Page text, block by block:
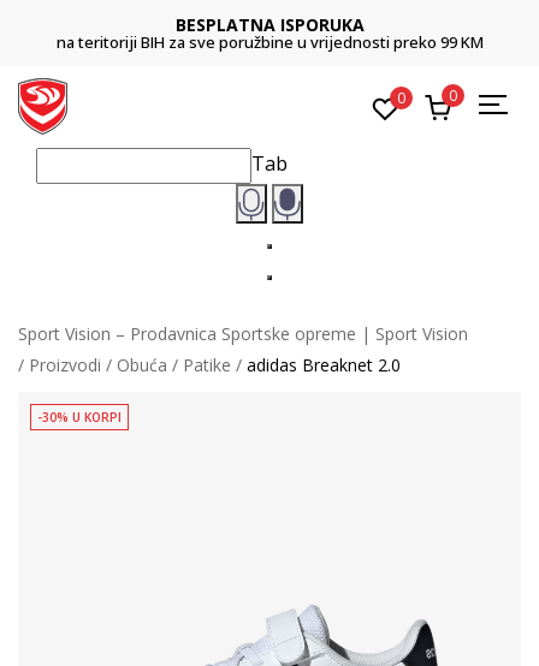
BESPLATNA ISPORUKA
na teritoriji BIH za sve poružbine u vrijednosti preko 99 KM
0 0
Tab
Sport Vision – Prodavnica Sportske opreme | Sport Vision
Proizvodi
Obuća Patike adidas Breaknet 2.0
-30% U KORPI